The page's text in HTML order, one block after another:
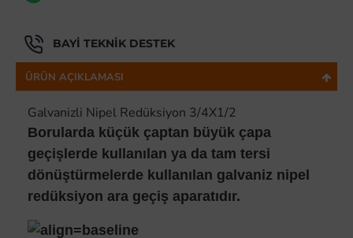
BAYI TEKNIK DESTEK
ÜRÜN AÇIKLAMASI
Galvanizli Nipel Redüksiyon 3/4X1/2
Borularda küçük çaptan büyük çapa
geçişlerde kullanılan ya da tam tersi
dönüştürmelerde kullanılan galvaniz nipel
redüksiyon ara geçiş aparatıdır.